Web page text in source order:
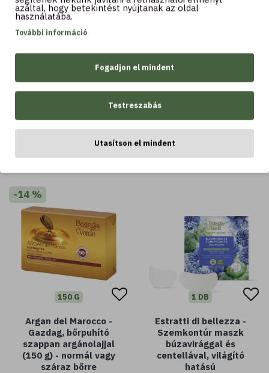
Kosárba Kosárba
LEGTÖBBET VÁSÁROLT
-14 %
150 G
Argan del Marocco -
Gazdag, bőrpuhító
szappan argánolajjal
(150 g) - normál vagy
száraz bőrre
1 DB
Estratti di bellezza -
Szemkontúr maszk
búzavirággal és
centellával, világító
hatású
azáltal, hogy betekintést nyújtanak az oldal
használatába.
További információ
Fogadjon el mindent
Testreszabás
Utasítson el mindent